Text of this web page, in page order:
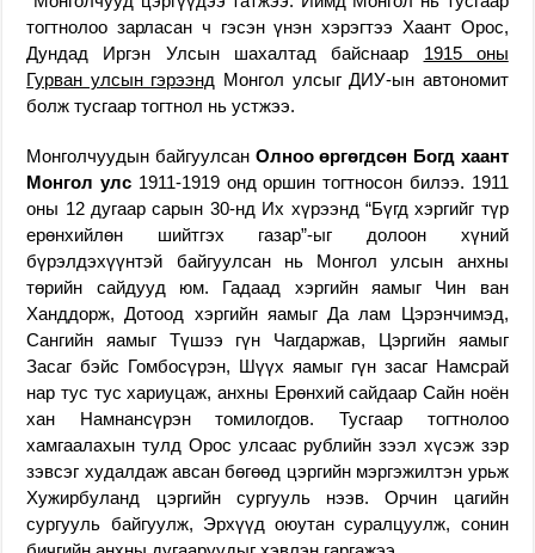
тогтнолоо зарласан ч гэсэн үнэн хэрэгтээ Хаант Орос,
Дундад Иргэн Улсын шахалтад байснаар 1915 оны
Гурван улсын гэрээнд Монгол улсыг ДИУ-ын автономит
болж тусгаар тогтнол нь устжээ.
Монголчуудын байгуулсан Олноо өргөгдсөн Богд хаант
Монгол улс 1911-1919 онд оршин тогтносон билээ. 1911
оны 12 дугаар сарын 30-нд Их хүрээнд “Бүгд хэргийг түр
ерөнхийлөн шийтгэх газар”-ыг долоон хүний
бүрэлдэхүүнтэй байгуулсан нь Монгол улсын анхны
төрийн сайдууд юм. Гадаад хэргийн яамыг Чин ван
Ханддорж, Дотоод хэргийн яамыг Да лам Цэрэнчимэд,
Сангийн яамыг Түшээ гүн Чагдаржав, Цэргийн яамыг
Засаг бэйс Гомбосүрэн, Шүүх яамыг гүн засаг Намсрай
нар тус тус хариуцаж, анхны Ерөнхий сайдаар Сайн ноён
хан Намнансүрэн томилогдов. Тусгаар тогтнолоо
хамгаалахын тулд Орос улсаас рублийн зээл хүсэж зэр
зэвсэг худалдаж авсан бөгөөд цэргийн мэргэжилтэн урьж
Хужирбуланд цэргийн сургууль нээв. Орчин цагийн
сургууль байгуулж, Эрхүүд оюутан суралцуулж, сонин